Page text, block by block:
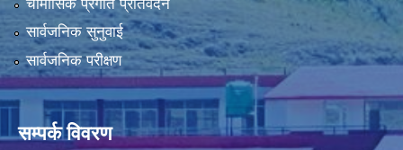
सार्वजनिक सुनुवाई
सार्वजनिक परीक्षण
सम्पर्क विवरण
पाणिनी गाउँ कार्यपालिकाको कार्यालय